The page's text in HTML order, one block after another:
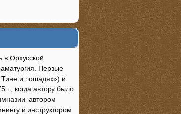
в Орхусской
Первые
и лошадях») и
когда автору было
автором
и инструктором